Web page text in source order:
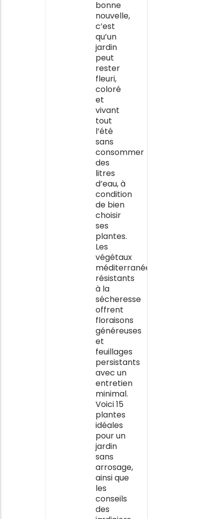
bonne
nouvelle,
c’est
qu’un
jardin
peut
rester
fleuri,
coloré
et
vivant
tout
l’été
sans
consommer
des
litres
d’eau, à
condition
de bien
choisir
ses
plantes.
Les
végétaux
méditerranéens
résistants
à la
sécheresse
offrent
floraisons
généreuses
et
feuillages
persistants
avec un
entretien
minimal.
Voici 15
plantes
idéales
pour un
jardin
sans
arrosage,
ainsi que
les
conseils
des